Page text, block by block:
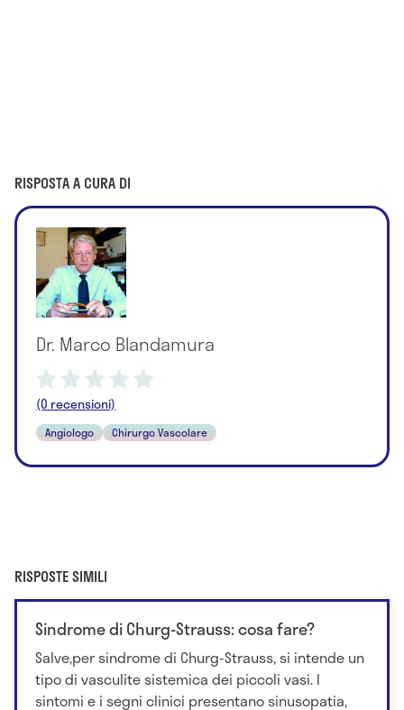
RISPOSTA A CURA DI
Dr. Marco Blandamura
(0 recensioni)
Angiologo Chirurgo Vascolare
RISPOSTE SIMILI
Sindrome di Churg-Strauss: cosa fare?
Salve,per sindrome di Churg-Strauss, si intende un
tipo di vasculite sistemica dei piccoli vasi. I
sintomi e i segni clinici presentano sinusopatia,